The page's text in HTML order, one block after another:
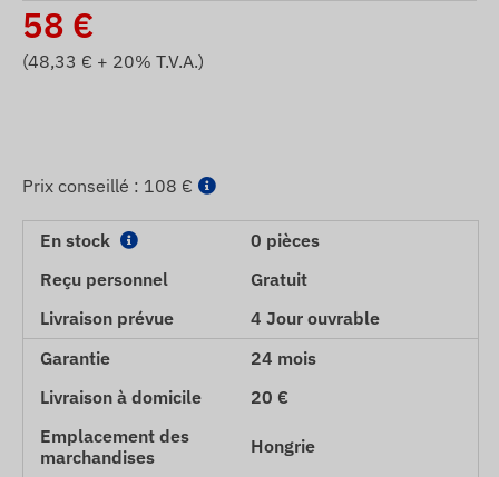
58 €
(48,33 € + 20% T.V.A.)
Prix ​​conseillé : 108 €
En stock
0 pièces
Reçu personnel
Gratuit
Livraison prévue
4 Jour ouvrable
Garantie
24 mois
Livraison à domicile
20 €
Emplacement des
marchandises
Hongrie